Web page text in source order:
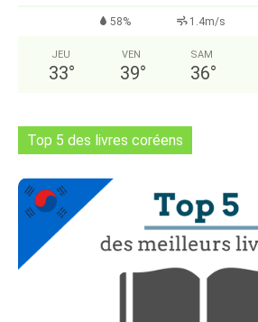
58% 1.4m/s
JEU
33°
VEN
39°
SAM
36°
Top 5 des livres coréens